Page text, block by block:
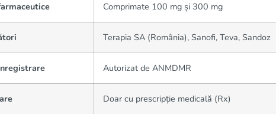
Comprimate 100 mg și 300 mg
Terapia SA (România), Sanofi, Teva, Sandoz
Autorizat de ANMDMR
Doar cu prescripție medicală (Rx)